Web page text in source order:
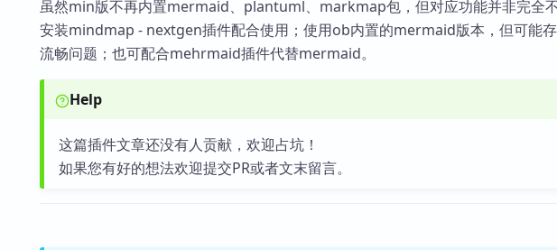
虽然min版不再内置mermaid、plantuml、markmap包，但对应功能并非完全
安装mindmap - nextgen插件配合使用；使用ob内置的mermaid版本，但可能
流畅问题；也可配合mehrmaid插件代替mermaid。
Help
这篇插件文章还没有人贡献，欢迎占坑！
如果您有好的想法欢迎提交PR或者文末留言。